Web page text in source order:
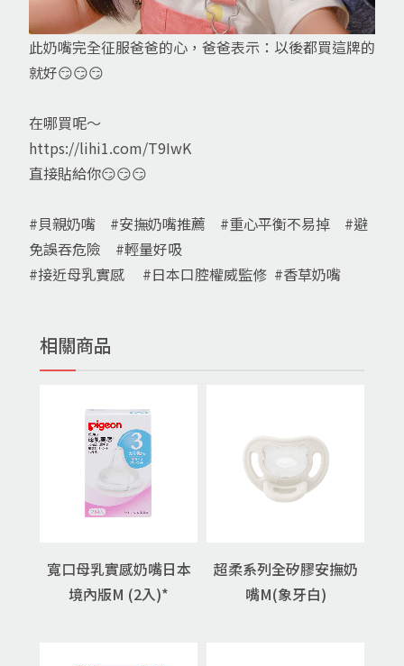
此奶嘴完全征服爸爸的心，爸爸表示：以後都買這牌的
就好😏😏😏
在哪買呢～
https://lihi1.com/T9IwK
直接貼給你😏😏😏
#貝親奶嘴 #安撫奶嘴推薦 #重心平衡不易掉
#避
免誤吞危險
#輕量好吸
#接近母乳實感
#日本口腔權威監修 #香草奶嘴
相關商品
寬口母乳實感奶嘴日本
境內版M (2入)*
超柔系列全矽膠安撫奶
嘴M(象牙白)